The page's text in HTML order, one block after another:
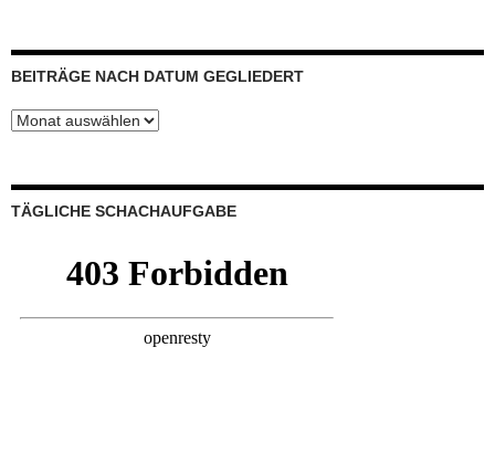
BEITRÄGE NACH DATUM GEGLIEDERT
Beiträge
TÄGLICHE SCHACHAUFGABE